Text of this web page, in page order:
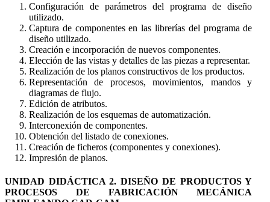
Configuración de parámetros del programa de diseño
utilizado.
Captura de componentes en las librerías del programa de
diseño utilizado.
Creación e incorporación de nuevos componentes.
Elección de las vistas y detalles de las piezas a representar.
Realización de los planos constructivos de los productos.
Representación de procesos, movimientos, mandos y
diagramas de flujo.
Edición de atributos.
Realización de los esquemas de automatización.
Interconexión de componentes.
Obtención del listado de conexiones.
Creación de ficheros (componentes y conexiones).
Impresión de planos.
UNIDAD DIDÁCTICA 2. DISEÑO DE PRODUCTOS Y
PROCESOS DE FABRICACIÓN MECÁNICA